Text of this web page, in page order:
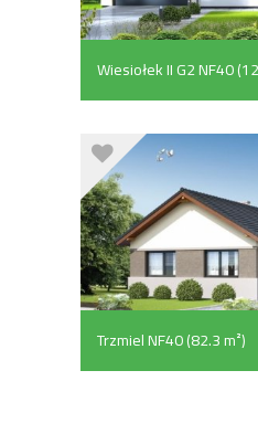
Wiesiołek II G2 NF40
Trzmiel NF40 (82.3 m²)